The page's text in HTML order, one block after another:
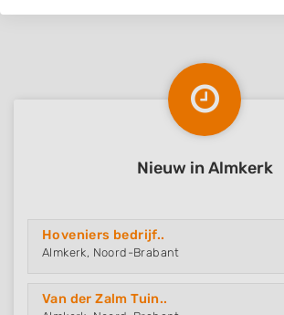
Nieuw in Almkerk
Hoveniers bedrijf..
Almkerk, Noord-Brabant
Van der Zalm Tuin..